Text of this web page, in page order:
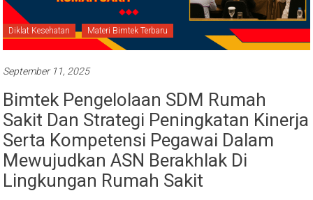
Diklat Kesehatan Materi Bimtek Terbaru
September 11, 2025
Bimtek Pengelolaan SDM Rumah
Sakit Dan Strategi Peningkatan Kinerja
Serta Kompetensi Pegawai Dalam
Mewujudkan ASN Berakhlak Di
Lingkungan Rumah Sakit